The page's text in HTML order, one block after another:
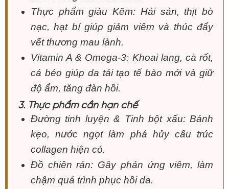
Thực phẩm giàu Kẽm: Hải sản, thịt bò
nạc, hạt bí giúp giảm viêm và thúc đẩy
vết thương mau lành.
Vitamin A & Omega-3: Khoai lang, cà rốt,
cá béo giúp da tái tạo tế bào mới và giữ
độ ẩm, tăng đàn hồi.
3. Thực phẩm cần hạn chế
Đường tinh luyện & Tinh bột xấu: Bánh
kẹo, nước ngọt làm phá hủy cấu trúc
collagen hiện có.
Đồ chiên rán: Gây phản ứng viêm, làm
chậm quá trình phục hồi da.